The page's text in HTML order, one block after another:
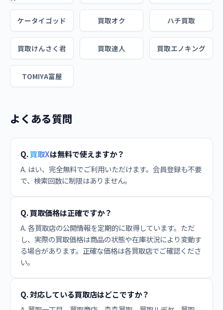
ケータイゴッド 買取オク ハチ買取
買取けんさく君 買取達人 買取エノキング
TOMIYA富屋
よくある質問
Q.買取Xは無料で使えますか？
A. はい、完全無料でご利用いただけます。会員登録も不要
で、検索回数に制限はありません。
Q. 買取価格は正確ですか？
A. 各買取店の公開情報を定期的に取得しています。ただ
し、実際の買取価格は商品の状態や在庫状況により変動す
る場合があります。正確な価格は各買取店でご確認くださ
い。
Q. 対応している買取店はどこですか？